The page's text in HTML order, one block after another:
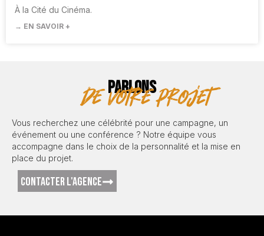
À la Cité du Cinéma.
→ EN SAVOIR +
PARLONS
de votre projet
Vous recherchez une célébrité pour une campagne, un
événement ou une conférence ? Notre équipe vous
accompagne dans le choix de la personnalité et la mise en
place du projet.
CONTACTER L'AGENCE